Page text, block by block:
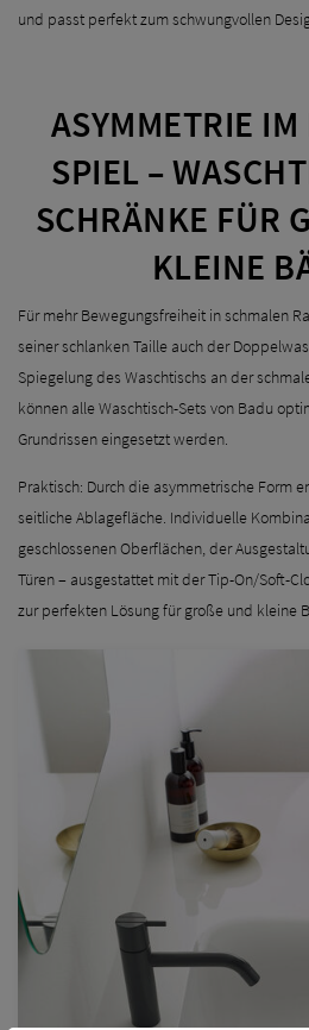
und passt perfekt zum schwungvollen
ASYMMETRIE IM
SPIEL –
SCHRÄNKE FÜR
LEINE
Für mehr Bewegungsfreiheit in schmalen
seiner schlanken Taille auch der
Spiegelung des Waschtischs an der
können alle Waschtisch-Sets von Badu
Grundrissen eingesetzt werden.
Praktisch: Durch die asymmetrische Form
seitliche Ablagefläche. Individuelle
geschlossenen Oberflächen, der
Türen – ausgestattet mit der Tip-On/Soft-
zur perfekten Lösung für große und kleine